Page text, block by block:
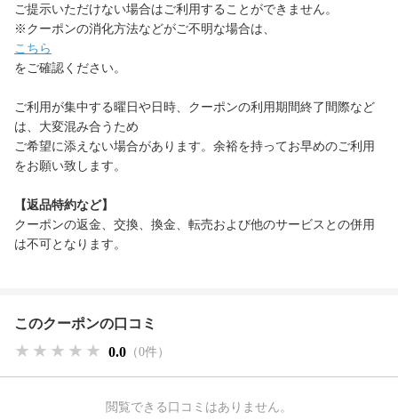
ご提示いただけない場合はご利用することができません。
※クーポンの消化方法などがご不明な場合は、
こちら
をご確認ください。
ご利用が集中する曜日や日時、クーポンの利用期間終了間際など
は、大変混み合うため
ご希望に添えない場合があります。余裕を持ってお早めのご利用
をお願い致します。
【返品特約など】
クーポンの返金、交換、換金、転売および他のサービスとの併用
は不可となります。
このクーポンの口コミ
★★★★★
★★★★★
★★★★★ 0.0 （0件）
閲覧できる口コミはありません。